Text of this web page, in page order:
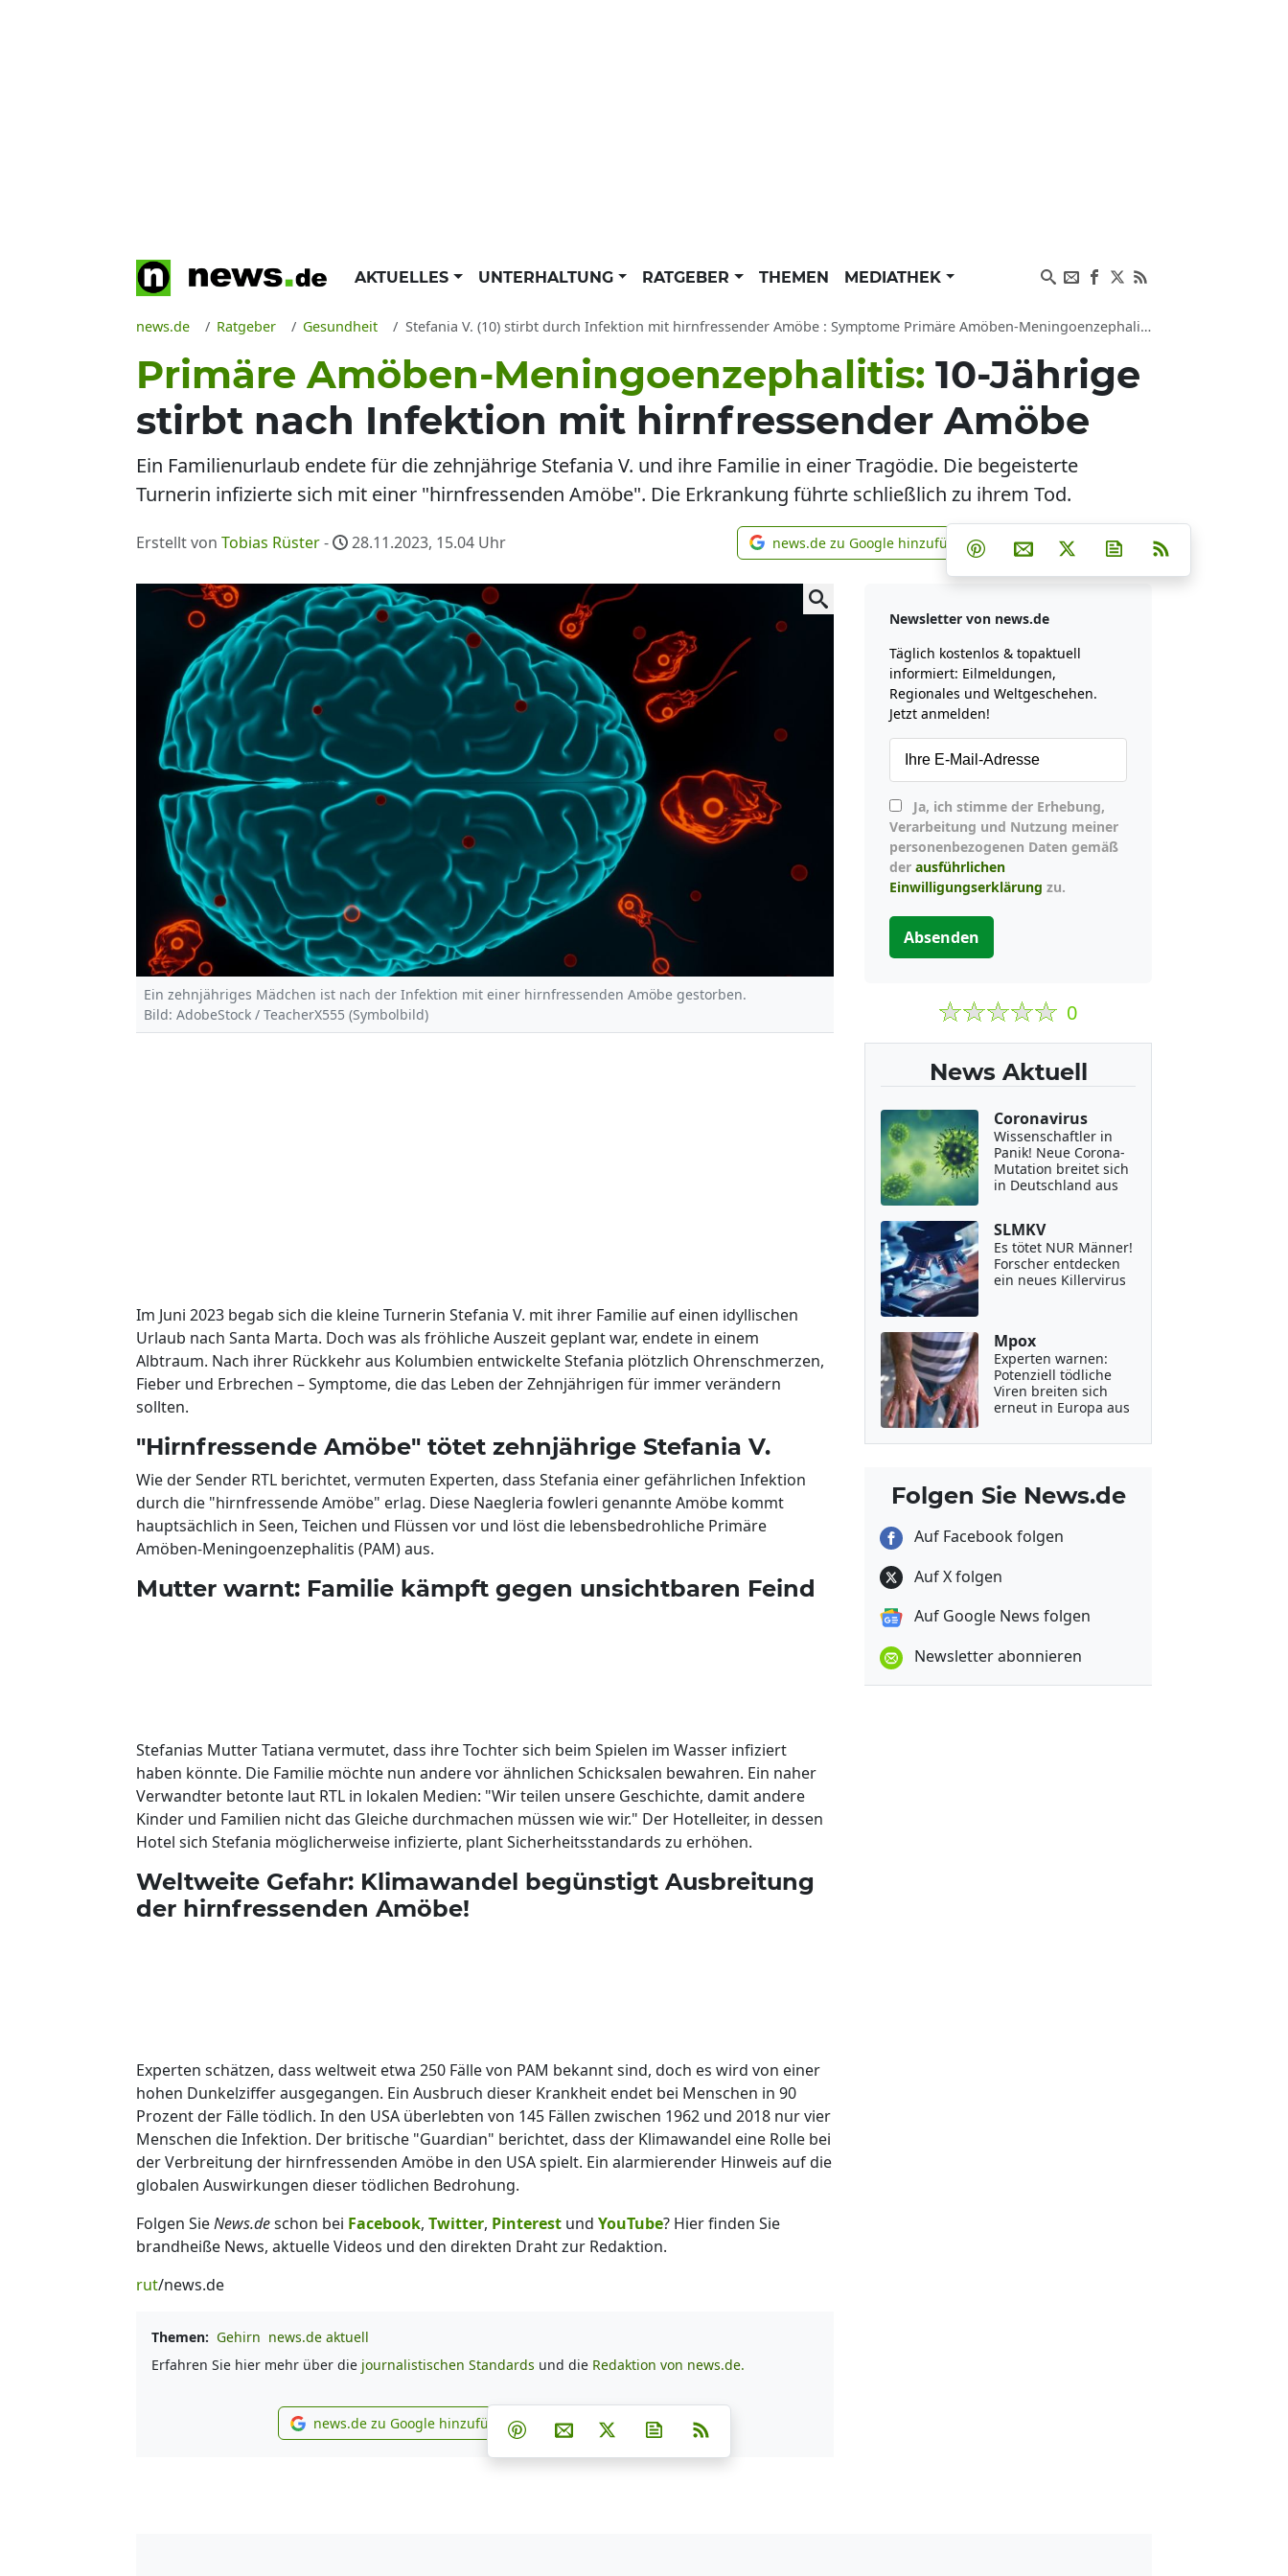
AKTUELLES UNTERHALTUNG RATGEBER THEMEN MEDIATHEK
news.de Ratgeber Gesundheit Stefania V. (10) stirbt durch Infektion mit hirnfressender Amöbe : Symptome Primäre Amöben-Meningoenzephalitis PAM Naegleria fowleri
Primäre Amöben-Meningoenzephalitis: 10-Jährige
stirbt nach Infektion mit hirnfressender Amöbe
Ein Familienurlaub endete für die zehnjährige Stefania V. und ihre Familie in einer Tragödie. Die begeisterte
Turnerin infizierte sich mit einer "hirnfressenden Amöbe". Die Erkrankung führte schließlich zu ihrem Tod.
Erstellt von Tobias Rüster- 28.11.2023, 15.04 Uhr news.de zu Google hinzufügen
news.de zu Google hinzufügen Teilen auf Facebook
Teilen auf Whatsapp
Teilen auf Telegram
Teilen auf Pinterest
Per E-Mail teilen
Post auf XNewsletter
Ein zehnjähriges Mädchen ist nach der Infektion mit einer hirnfressenden Amöbe gestorben.
Bild: AdobeStock / TeacherX555 (Symbolbild)
Im Juni 2023 begab sich die kleine Turnerin Stefania V. mit ihrer Familie auf einen idyllischen
Urlaub nach Santa Marta. Doch was als fröhliche Auszeit geplant war, endete in einem
Albtraum. Nach ihrer Rückkehr aus Kolumbien entwickelte Stefania plötzlich Ohrenschmerzen,
Fieber und Erbrechen – Symptome, die das Leben der Zehnjährigen für immer verändern
sollten.
"Hirnfressende Amöbe" tötet zehnjährige Stefania V.
Wie der Sender RTL berichtet, vermuten Experten, dass Stefania einer gefährlichen Infektion
durch die "hirnfressende Amöbe" erlag. Diese Naegleria fowleri genannte Amöbe kommt
hauptsächlich in Seen, Teichen und Flüssen vor und löst die lebensbedrohliche Primäre
Amöben-Meningoenzephalitis (PAM) aus.
Mutter warnt: Familie kämpft gegen unsichtbaren Feind
Stefanias Mutter Tatiana vermutet, dass ihre Tochter sich beim Spielen im Wasser infiziert
haben könnte. Die Familie möchte nun andere vor ähnlichen Schicksalen bewahren. Ein naher
Verwandter betonte laut RTL in lokalen Medien: "Wir teilen unsere Geschichte, damit andere
Kinder und Familien nicht das Gleiche durchmachen müssen wie wir." Der Hotelleiter, in dessen
Hotel sich Stefania möglicherweise infizierte, plant Sicherheitsstandards zu erhöhen.
Weltweite Gefahr: Klimawandel begünstigt Ausbreitung
der hirnfressenden Amöbe!
Experten schätzen, dass weltweit etwa 250 Fälle von PAM bekannt sind, doch es wird von einer
hohen Dunkelziffer ausgegangen. Ein Ausbruch dieser Krankheit endet bei Menschen in 90
Prozent der Fälle tödlich. In den USA überlebten von 145 Fällen zwischen 1962 und 2018 nur vier
Menschen die Infektion. Der britische "Guardian" berichtet, dass der Klimawandel eine Rolle bei
der Verbreitung der hirnfressenden Amöbe in den USA spielt. Ein alarmierender Hinweis auf die
globalen Auswirkungen dieser tödlichen Bedrohung.
Folgen SieNews.deschon bei Facebook, Twitter, Pinterest und YouTube? Hier finden Sie
brandheiße News, aktuelle Videos und den direkten Draht zur Redaktion.
rut/news.de
Themen: Gehirn news.de aktuell
Erfahren Sie hier mehr über die journalistischen Standards und die Redaktion von news.de.
news.de zu Google hinzufügen
news.de zu Google hinzufügen Teilen auf Facebook
Teilen auf Whatsapp
Teilen auf Telegram
Teilen auf Pinterest
Per E-Mail teilen
Post auf XNewsletter abonnieren
Newsletter von news.de
Täglich kostenlos & topaktuell
informiert: Eilmeldungen,
Regionales und Weltgeschehen.
Jetzt anmelden!
Verarbeitung und Nutzung meiner
personenbezogenen Daten gemäß
der ausführlichen
Einwilligungserklärung zu.
Absenden
0
News Aktuell
Coronavirus
Wissenschaftler in
Panik! Neue Corona-
Mutation breitet sich
in Deutschland aus
SLMKV
Es tötet NUR Männer!
Forscher entdecken
ein neues Killervirus
Mpox
Experten warnen:
Potenziell tödliche
Viren breiten sich
erneut in Europa aus
Folgen Sie News.de
Auf Facebook folgen
Auf X folgen
Auf Google News folgen
Newsletter abonnieren